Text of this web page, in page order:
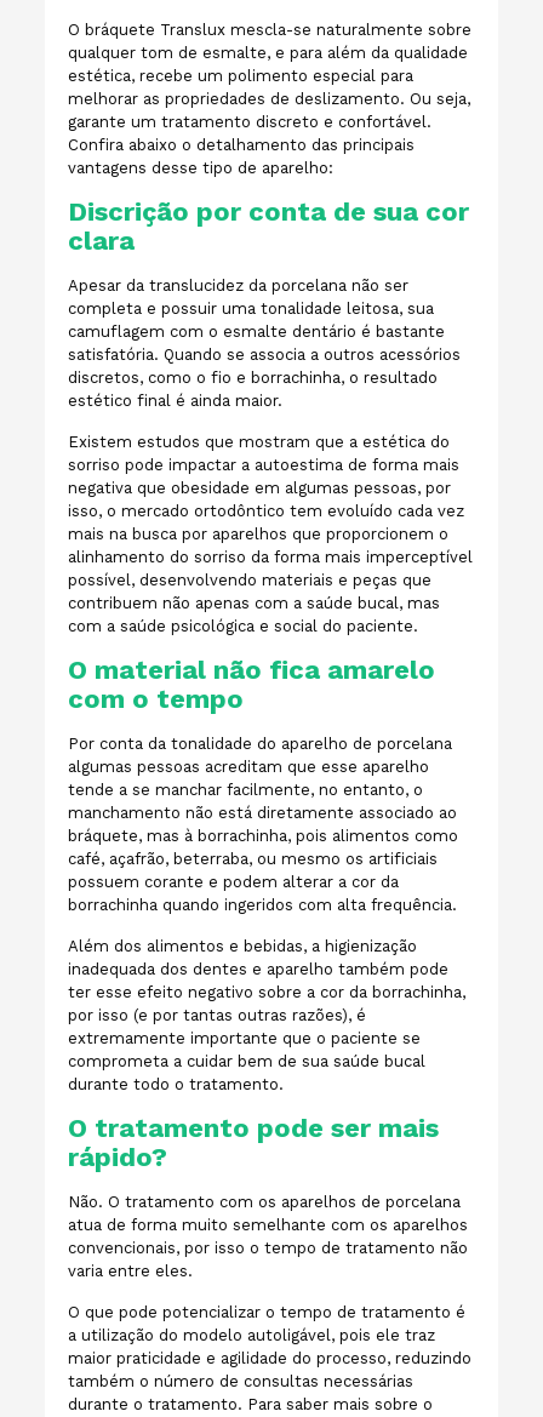
O bráquete Translux mescla-se naturalmente sobre
qualquer tom de esmalte, e para além da qualidade
estética, recebe um polimento especial para
melhorar as propriedades de deslizamento. Ou seja,
garante um tratamento discreto e confortável.
Confira abaixo o detalhamento das principais
vantagens desse tipo de aparelho:
Discrição por conta de sua cor
clara
Apesar da translucidez da porcelana não ser
completa e possuir uma tonalidade leitosa, sua
camuflagem com o esmalte dentário é bastante
satisfatória. Quando se associa a outros acessórios
discretos, como o fio e borrachinha, o resultado
estético final é ainda maior.
Existem estudos que mostram que a estética do
sorriso pode impactar a autoestima de forma mais
negativa que obesidade em algumas pessoas, por
isso, o mercado ortodôntico tem evoluído cada vez
mais na busca por aparelhos que proporcionem o
alinhamento do sorriso da forma mais imperceptível
possível, desenvolvendo materiais e peças que
contribuem não apenas com a saúde bucal, mas
com a saúde psicológica e social do paciente.
O material não fica amarelo
com o tempo
Por conta da tonalidade do aparelho de porcelana
algumas pessoas acreditam que esse aparelho
tende a se manchar facilmente, no entanto, o
manchamento não está diretamente associado ao
bráquete, mas à borrachinha,pois alimentos como
café, açafrão, beterraba, ou mesmo os artificiais
possuem corante e podem alterar a cor da
borrachinha quando ingeridos com alta frequência.
Além dos alimentos e bebidas, a higienização
inadequada dos dentes e aparelho também pode
ter esse efeito negativo sobre a cor da borrachinha,
por isso (e por tantas outras razões), é
extremamente importante que o paciente se
comprometa a cuidar bem de sua saúde bucal
durante todo o tratamento.
O tratamento pode ser mais
rápido?
Não. O tratamento com os aparelhos de porcelana
atua de forma muito semelhante com os aparelhos
convencionais, por isso o tempo de tratamento não
varia entre eles.
O que pode potencializar o tempo de tratamento é
a utilização do modelo autoligável, pois ele traz
maior praticidade e agilidade do processo, reduzindo
também o número de consultas necessárias
durante o tratamento. Para saber mais sobre o